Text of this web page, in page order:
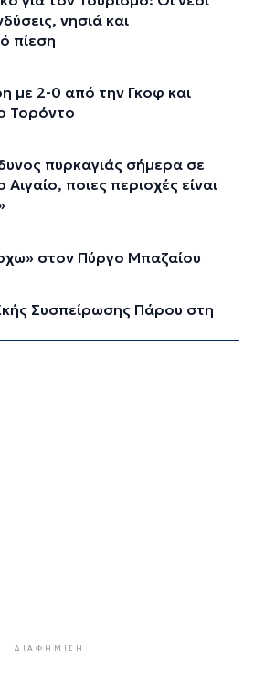
νησιά και
πίεση
με 2-0 από την Γκοφ και
Τορόντο
πυρκαγιάς σήμερα σε
ποιες περιοχές είναι
στον Πύργο Μπαζαίου
Συσπείρωσης Πάρου στη
ΔΙΑΦΉΜΙΣΗ